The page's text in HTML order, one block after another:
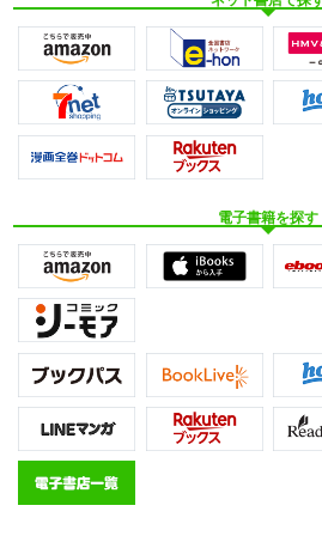
電子書籍を探す